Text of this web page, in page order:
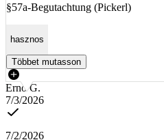
§57a-Begutachtung (Pickerl)
hasznos
Többet mutasson
Ernő G.
7/3/2026
7/2/2026